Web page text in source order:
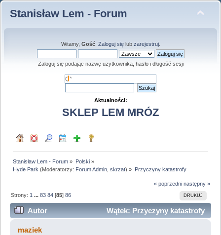
Stanisław Lem - Forum
Witamy, Gość. Zaloguj sięlub zarejestruj.
Zaloguj się podając nazwę użytkownika, hasło i długość sesji
Aktualności:
SKLEP LEM MRÓZ
Stanisław Lem - Forum » Polski»
Hyde Park (Moderatorzy: Forum Admin ,skrzat) » Przyczyny katastrofy
« poprzedni następny »
DRUKUJ
Strony: 1 ...83 84 [85]86
Autor
Wątek: Przyczyny katastrofy
(Przeczytany 1762801 razy)
maziek